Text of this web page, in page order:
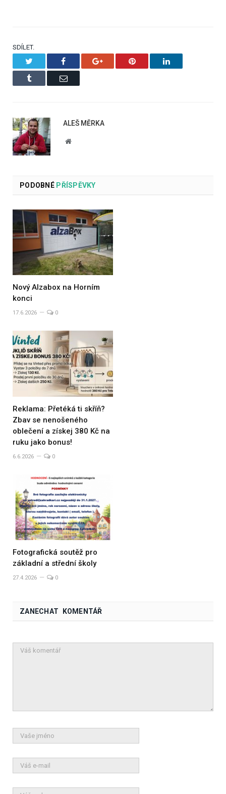
SDÍLET.
Facebook Google+ Pinterest LinkedIn
Tumblr Email
ALEŠ MĚRKA
Website
PODOBNÉPŘÍSPĚVKY
Nový Alzabox na Horním
konci
17.6.2026 0
Reklama: Přetéká ti skříň?
Zbav se nenošeného
oblečení a získej 380 Kč na
ruku jako bonus!
6.6.2026 0
Fotografická soutěž pro
základní a střední školy
27.4.2026 0
ZANECHAT KOMENTÁŘ